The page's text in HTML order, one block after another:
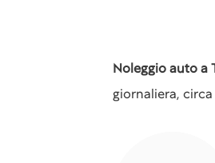
Noleggio auto a
giornaliera,